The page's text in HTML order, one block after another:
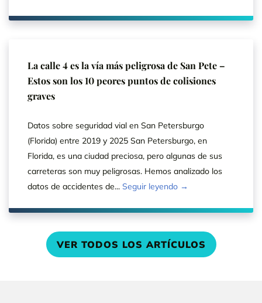
La calle 4 es la vía más peligrosa de San Pete –
Estos son los 10 peores puntos de colisiones
graves
Datos sobre seguridad vial en San Petersburgo
(Florida) entre 2019 y 2025 San Petersburgo, en
Florida, es una ciudad preciosa, pero algunas de sus
carreteras son muy peligrosas. Hemos analizado los
datos de accidentes de... Seguir leyendo →
VER TODOS LOS ARTÍCULOS